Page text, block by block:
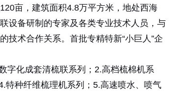
亩，建筑面积4.8万平方米，地处西海
设备研制的专家及各类专业技术人员，与
技术合作关系。首批专精特新“小巨人”企
字化成套清梳联系列；2.高档梳棉机系
特种纤维梳理机系列；5.高速喷水、喷气